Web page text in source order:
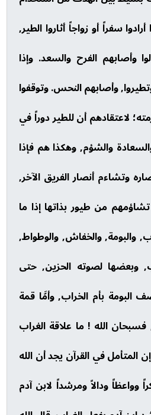
سفراً أو زواجاً أثاروا الطير,
وأصابهم الفرح والسعد. وإذا
وأصابهم النحس. وتوقفوا
لاعتقادهم أن للطير دوراً في
والشؤم, وهكذا هم فإذا
وتشاءم أنصار الفريق الآخر,
من طيور بذاتها إذا ما
والبومة, والخفاش, والوطواط,
وبعضها لصوته الحزين, حتى
بأم الخراب, وأمَّا قمة
الله ! ما علاقة الغراب
في القرآن يجد أن الله
وواعظاً ودالاً ومرشداً لابن آدم